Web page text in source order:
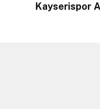
Kayserispor